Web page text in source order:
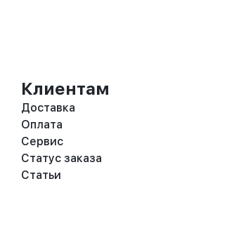
Клиентам
Доставка
Оплата
Сервис
Статус заказа
Статьи